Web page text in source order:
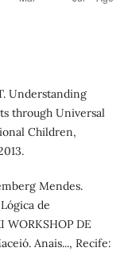
Understanding
through Universal
Children,
Mendes.
de
WORKSHOP DE
Anais..., Recife: